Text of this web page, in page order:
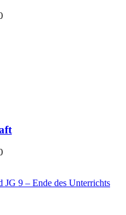
JG 9 – Ende des Unterrichts